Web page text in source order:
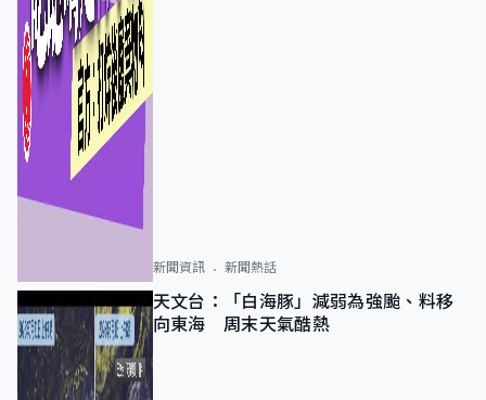
新聞資訊 新聞熱話
天文台：「白海豚」減弱為強颱、料移
向東海 周末天氣酷熱